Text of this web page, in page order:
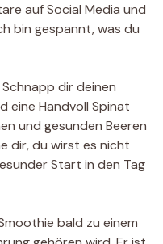
auf Social Media und
bin gespannt, was du
dir deinen
eine Handvoll Spinat
und gesunden Beeren
dir, du wirst es nicht
Start in den Tag
bald zu einem